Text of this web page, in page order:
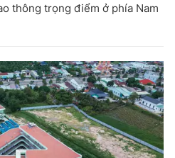
thông trọng điểm ở phía Nam